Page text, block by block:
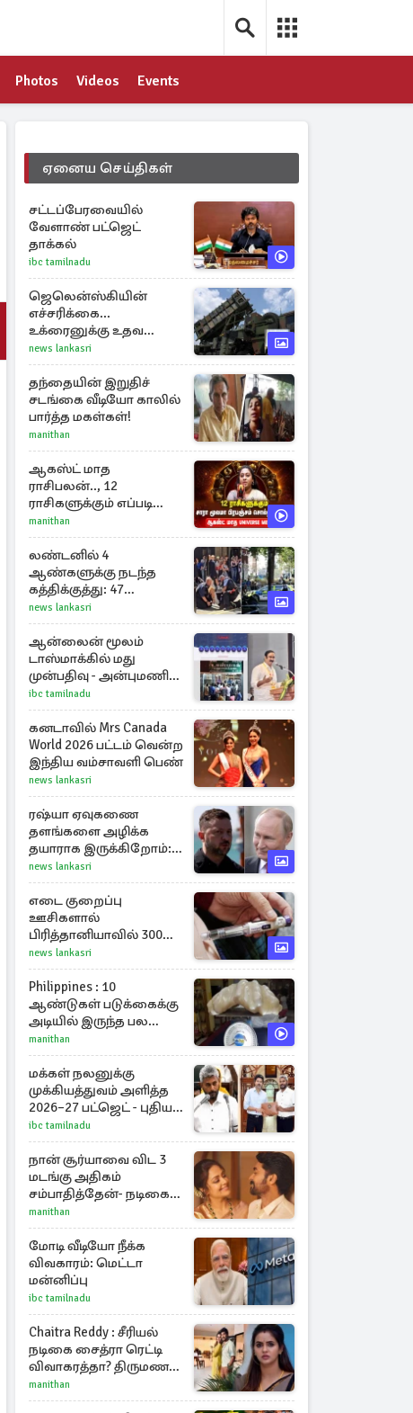
Photos Videos Events
ஏனைய செய்திகள்
சட்டப்பேரவையில்
வேளாண் பட்ஜெட்
தாக்கல்
ibc tamilnadu
ஜெலென்ஸ்கியின்
எச்சரிக்கை...
உக்ரைனுக்கு உதவ
தீவிரமாகக் களமிறங்கிய
நேட்டோ
news lankasri
தந்தையின் இறுதிச்
சடங்கை வீடியோ காலில்
பார்த்த மகள்கள்!
manithan
ஆகஸ்ட் மாத
ராசிபலன்.., 12
ராசிகளுக்கும் எப்படி
இருக்கும்?
manithan
லண்டனில் 4
ஆண்களுக்கு நடந்த
கத்திக்குத்து: 47
வயதுடைய பெண்
ஒருவர் கைது
news lankasri
ஆன்லைன் மூலம்
டாஸ்மாக்கில் மது
முன்பதிவு - அன்புமணி
ராமதாஸ் எதிர்ப்பு
ibc tamilnadu
கனடாவில் Mrs Canada
World 2026 பட்டம் வென்ற
இந்திய வம்சாவளி பெண்
news lankasri
ரஷ்யா ஏவுகணை
தளங்களை அழிக்க
தயாராக இருக்கிறோம்:
எச்சரிக்கை விடுத்த
ஜெலென்ஸ்கி
news lankasri
எடை குறைப்பு
ஊசிகளால்
பிரித்தானியாவில் 300
சதவீதம் அதிகரித்த
இறப்பு எண்ணிக்கை
news lankasri
Philippines : 10
ஆண்டுகள் படுக்கைக்கு
அடியில் இருந்த பல
கோடி மதிப்புள்ள அரிய
முத்து!
manithan
மக்கள் நலனுக்கு
முக்கியத்துவம் அளித்த
2026–27 பட்ஜெட் - புதிய
நலத்திட்டங்கள்
என்னென்ன?
ibc tamilnadu
நான் சூர்யாவை விட 3
மடங்கு அதிகம்
சம்பாதித்தேன்- நடிகை
ஜோதிகா
manithan
மோடி வீடியோ நீக்க
விவகாரம்: மெட்டா
மன்னிப்பு
ibc tamilnadu
Chaitra Reddy : சீரியல்
நடிகை சைத்ரா ரெட்டி
விவாகரத்தா? திருமண
புகைப்படங்களை நீக்கம்
manithan